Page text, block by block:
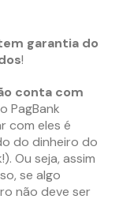
garantia do
!
conta com
PagBank
com eles é
do dinheiro do
Ou seja, assim
se algo
não deve ser